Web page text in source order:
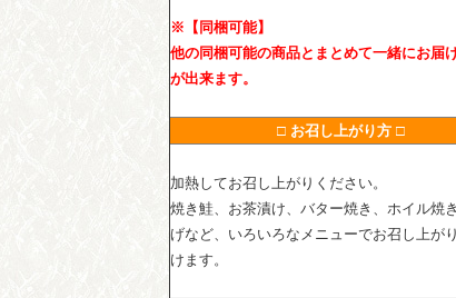
※【同梱可能】
他の同梱可能の商品とまとめて一緒にお届
が出来ます。
□ お召し上がり方 □
加熱してお召し上がりください。
焼き鮭、お茶漬け、バター焼き、ホイル焼
げなど、いろいろなメニューでお召し上が
けます。